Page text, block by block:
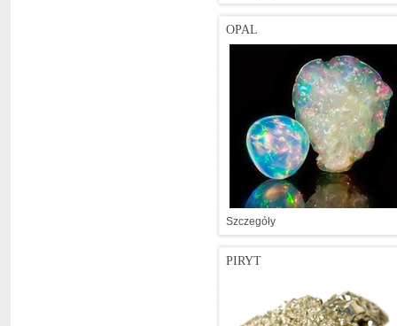
OPAL
Szczegóły
PIRYT